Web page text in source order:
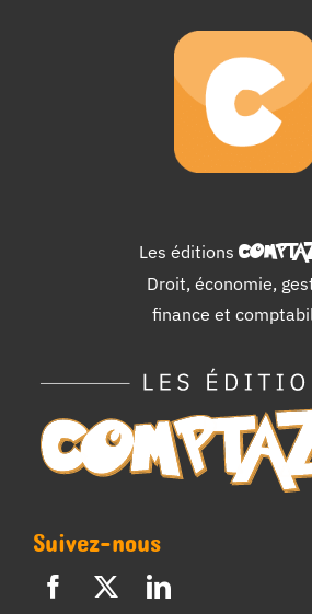
Les éditions
Droit, économie,
finance et
Suivez-nous